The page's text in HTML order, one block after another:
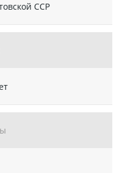
ССР